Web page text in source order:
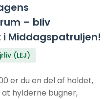
– bliv
i Middagspatruljen!
(LEJ)
er du en del af holdet,
hylderne bugner,